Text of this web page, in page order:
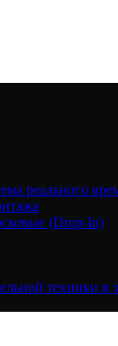
реального
(Drop-In)
техники